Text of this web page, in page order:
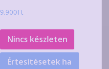
9.900Ft
Nincs készleten
Értesítésetek ha